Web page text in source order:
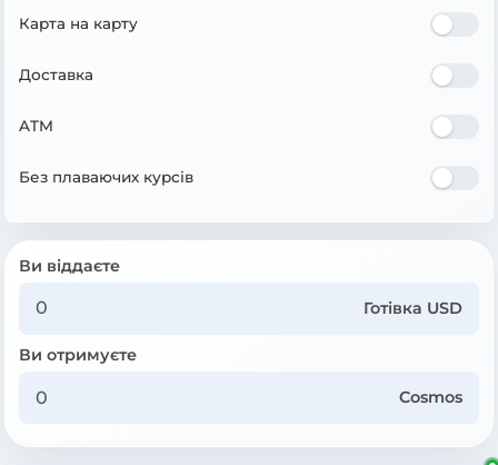
Карта на карту
Доставка
ATM
Без плаваючих курсів
Ви віддаєте
Готівка USD
Ви отримуєте
Cosmos